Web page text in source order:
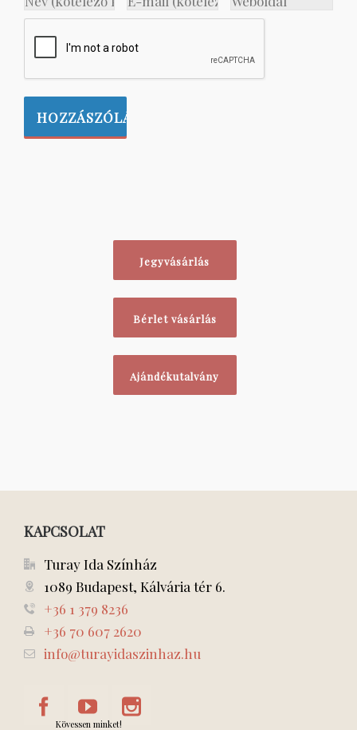
Jegyvásárlás
Bérlet vásárlás
Ajándékutalvány
KAPCSOLAT
Turay Ida Színház
1089 Budapest, Kálvária tér 6.
+36 1 379 8236
+36 70 607 2620
info@turayidaszinhaz.hu
Kövessen minket!